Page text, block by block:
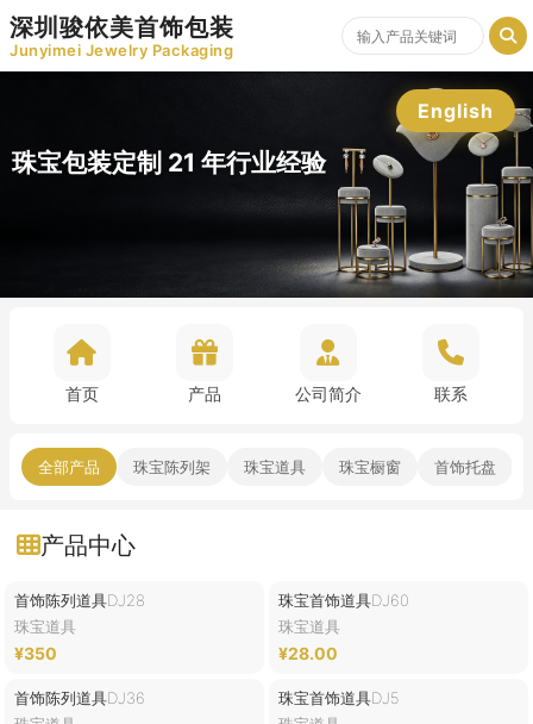
深圳骏依美首饰包装
Junyimei Jewelry Packaging
English
珠宝包装定制 21 年行业经验
首页 产品 公司简介 联系
全部产品 珠宝陈列架 珠宝道具 珠宝橱窗 首饰托盘
产品中心
首饰陈列道具DJ28
珠宝道具
¥350
珠宝首饰道具DJ60
珠宝道具
¥28.00
首饰陈列道具DJ36
珠宝首饰道具DJ5